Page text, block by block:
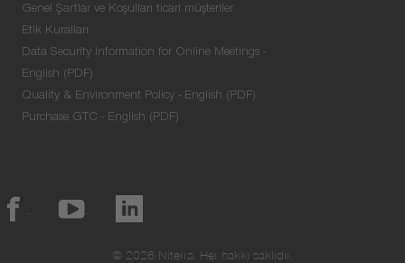
Genel Şartlar ve Koşulları ticari müşteriler
Etik Kuralları
Data Security Information for Online Meetings -
English (PDF)
Quality & Environment Policy - English (PDF)
Purchase GTC - English (PDF)
© 2026 Niterra. Her hakkı saklıdır.